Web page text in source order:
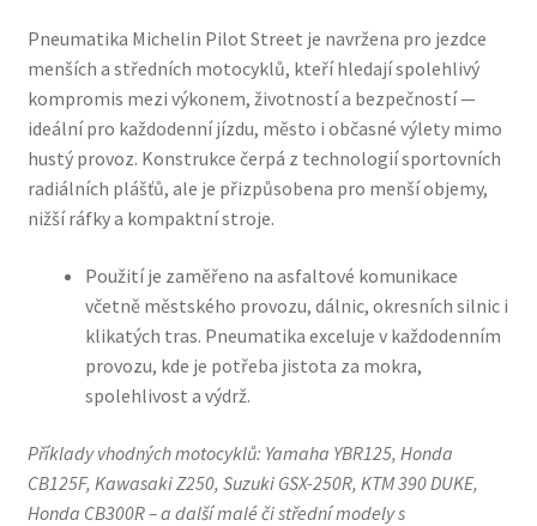
Pneumatika Michelin Pilot Street je navržena pro jezdce
menších a středních motocyklů, kteří hledají spolehlivý
kompromis mezi výkonem, životností a bezpečností —
ideální pro každodenní jízdu, město i občasné výlety mimo
hustý provoz. Konstrukce čerpá z technologií sportovních
radiálních plášťů, ale je přizpůsobena pro menší objemy,
nižší ráfky a kompaktní stroje.
Použití je zaměřeno na asfaltové komunikace
včetně městského provozu, dálnic, okresních silnic i
klikatých tras. Pneumatika exceluje v každodenním
provozu, kde je potřeba jistota za mokra,
spolehlivost a výdrž.
Příklady vhodných motocyklů: Yamaha YBR125, Honda
CB125F, Kawasaki Z250, Suzuki GSX-250R, KTM 390 DUKE,
Honda CB300R – a další malé či střední modely s